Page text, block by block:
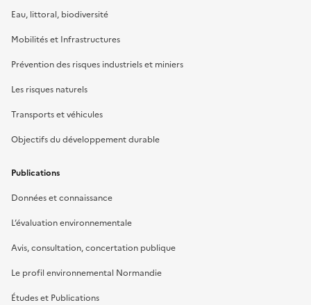
Eau, littoral, biodiversité
Mobilités et Infrastructures
Prévention des risques industriels et miniers
Les risques naturels
Transports et véhicules
Objectifs du développement durable
Publications
Données et connaissance
L’évaluation environnementale
Avis, consultation, concertation publique
Le profil environnemental Normandie
Études et Publications